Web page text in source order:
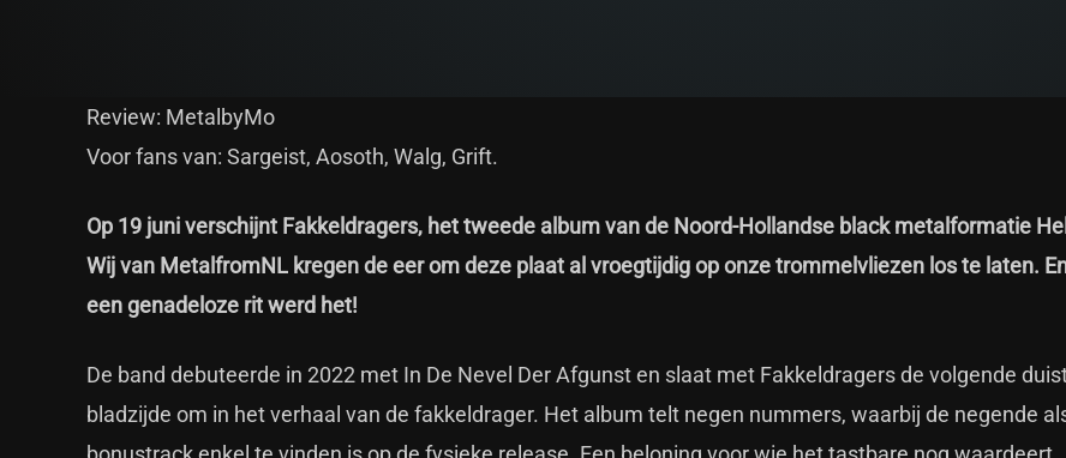
Review: MetalbyMo
Voor fans van: Sargeist, Aosoth, Walg, Grift.
Op 19 juni verschijnt Fakkeldragers, het tweede album van de Noord-Hollandse black metalformatie
Wij van MetalfromNL kregen de eer om deze plaat al vroegtijdig op onze trommelvliezen los te laten.
een genadeloze rit werd het!
De band debuteerde in 2022 met In De Nevel Der Afgunst en slaat met Fakkeldragers de volgende
bladzijde om in het verhaal van de fakkeldrager. Het album telt negen nummers, waarbij de negende